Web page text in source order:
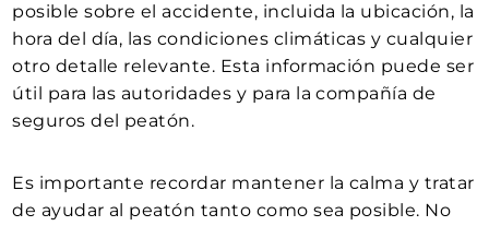
posible sobre el accidente, incluida la ubicación, la
hora del día, las condiciones climáticas y cualquier
otro detalle relevante. Esta información puede ser
útil para las autoridades y para la compañía de
seguros del peatón.
Es importante recordar mantener la calma y tratar
de ayudar al peatón tanto como sea posible. No